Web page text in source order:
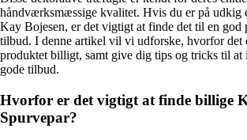
håndværksmæssige kvalitet. Hvis du er på udkig
Kay Bojesen, er det vigtigt at finde det til en god
tilbud. I denne artikel vil vi udforske, hvorfor det
produktet billigt, samt give dig tips og tricks til
gode tilbud.
Hvorfor er det vigtigt at finde billige
Spurvepar?